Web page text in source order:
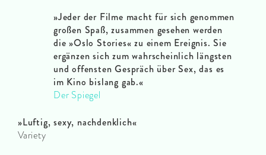
»Jeder der Filme macht für sich genommen
großen Spaß, zusammen gesehen werden
die »Oslo Stories« zu einem Ereignis. Sie
ergänzen sich zum wahrscheinlich längsten
und offensten Gespräch über Sex, das es
im Kino bislang gab.«
Der Spiegel
»Luftig, sexy, nachdenklich«
Variety